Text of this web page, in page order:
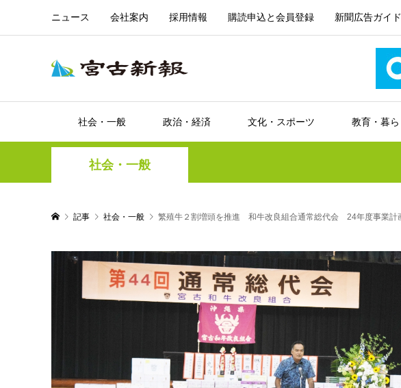
ニュース 会社案内 採用情報 購読申込と会員登録 新聞広告ガイド
社会・一般 政治・経済 文化・スポーツ 教育・暮ら
社会・一般
記事 社会・一般 繁殖牛２割増頭を推進 和牛改良組合通常総代会 24年度事業計